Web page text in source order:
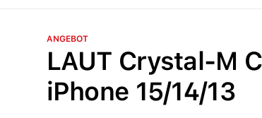
ANGEBOT
LAUT Crystal-M
iPhone 15/14/13